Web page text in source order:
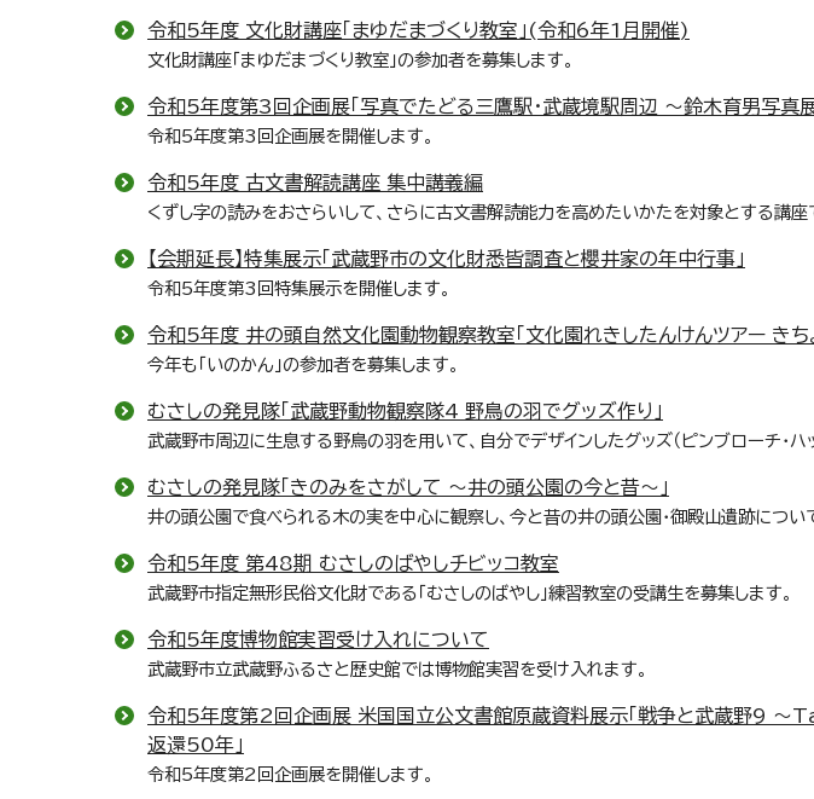
令和5年度 文化財講座「まゆだまづくり教室」(令和6年1月開催)
文化財講座「まゆだまづくり教室」の参加者を募集します。
令和5年度第3回企画展「写真でたどる三鷹駅・武蔵境駅周辺 ～鈴木育男写真
令和5年度第3回企画展を開催します。
令和5年度 古文書解読講座 集中講義編
くずし字の読みをおさらいして、さらに古文書解読能力を高めたいかたを対象とする講
【会期延長】特集展示「武蔵野市の文化財悉皆調査と櫻井家の年中行事」
令和5年度第3回特集展示を開催します。
令和5年度 井の頭自然文化園動物観察教室「文化園れきしたんけんツアー きち
今年も「いのかん」の参加者を募集します。
むさしの発見隊「武蔵野動物観察隊4 野鳥の羽でグッズ作り」
武蔵野市周辺に生息する野鳥の羽を用いて、自分でデザインしたグッズ（ピンブローチ・ハ
むさしの発見隊「きのみをさがして ～井の頭公園の今と昔～」
井の頭公園で食べられる木の実を中心に観察し、今と昔の井の頭公園・御殿山遺跡につい
令和5年度 第48期 むさしのばやしチビッコ教室
武蔵野市指定無形民俗文化財である「むさしのばやし」練習教室の受講生を募集します。
令和5年度博物館実習受け入れについて
武蔵野市立武蔵野ふるさと歴史館では博物館実習を受け入れます。
令和5年度第2回企画展 米国国立公文書館原蔵資料展示「戦争と武蔵野9
返還50年」
令和5年度第2回企画展を開催します。